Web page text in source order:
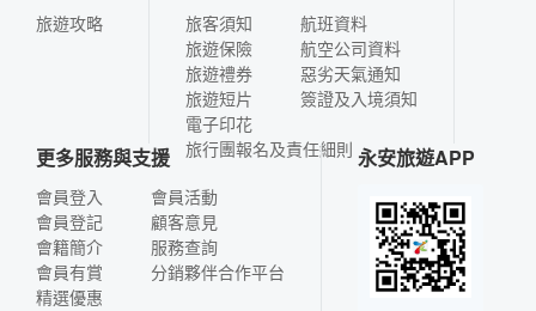
旅遊攻略
旅客須知
旅遊保險
旅遊禮券
旅遊短片
電子印花
航班資料
航空公司資料
惡劣天氣通知
簽證及入境須知
旅行團報名及責任細則
更多服務與支援
會員登入
會員登記
會籍簡介
會員有賞
精選優惠
會員活動
顧客意見
服務查詢
分銷夥伴合作平台
永安旅遊APP